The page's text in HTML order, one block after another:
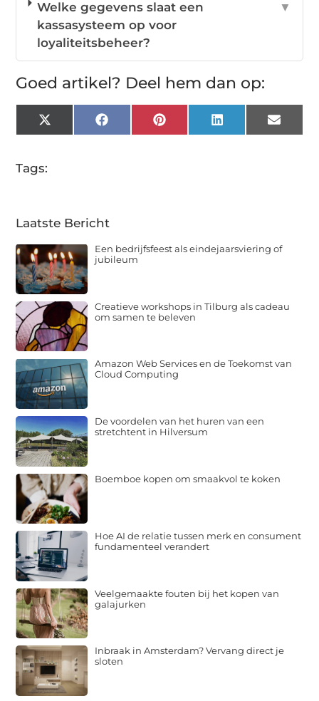
Welke gegevens slaat een
kassasysteem op voor
loyaliteitsbeheer?
▼
Goed artikel? Deel hem dan op:
X
(Twitter)
FacebookPinterestLinkedInEmail
Tags:
Laatste Bericht
Een bedrijfsfeest als eindejaarsviering of
jubileum
Creatieve workshops in Tilburg als cadeau
om samen te beleven
Amazon Web Services en de Toekomst van
Cloud Computing
De voordelen van het huren van een
stretchtent in Hilversum
Boemboe kopen om smaakvol te koken
Hoe AI de relatie tussen merk en consument
fundamenteel verandert
Veelgemaakte fouten bij het kopen van
galajurken
Inbraak in Amsterdam? Vervang direct je
sloten